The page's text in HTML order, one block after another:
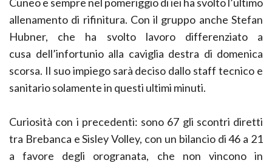
allenamento di rifinitura. Con il gruppo anche Stefan
Hubner, che ha svolto lavoro differenziato a
cusa dell’infortunio alla caviglia destra di domenica
scorsa. Il suo impiego sarà deciso dallo staff tecnico e
sanitario solamente in questi ultimi minuti.
Curiosità con i precedenti: sono 67 gli scontri diretti
tra Brebanca e Sisley Volley, con un bilancio di 46 a 21
a favore degli orogranata, che non vincono in